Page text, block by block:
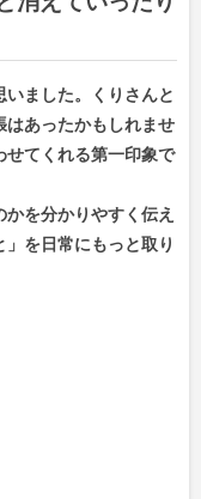
いました。くりさんと
はあったかもしれませ
せてくれる第一印象で
を分かりやすく伝え
を日常にもっと取り